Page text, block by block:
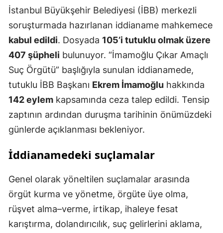
İstanbul Büyükşehir Belediyesi (İBB) merkezli
soruşturmada hazırlanan iddianame mahkemece
kabul edildi. Dosyada 105’i tutuklu olmak üzere
407 şüpheli bulunuyor. “İmamoğlu Çıkar Amaçlı
Suç Örgütü” başlığıyla sunulan iddianamede,
tutuklu İBB Başkanı Ekrem İmamoğlu hakkında
142 eylem kapsamında ceza talep edildi. Tensip
zaptının ardından duruşma tarihinin önümüzdeki
günlerde açıklanması bekleniyor.
İddianamedeki suçlamalar
Genel olarak yöneltilen suçlamalar arasında
örgüt kurma ve yönetme, örgüte üye olma,
rüşvet alma–verme, irtikap, ihaleye fesat
karıştırma, dolandırıcılık, suç gelirlerini aklama,